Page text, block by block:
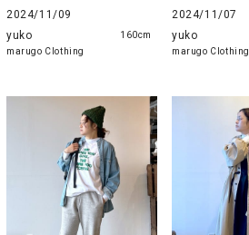
CONVERSE ALL STAR（コンバースオー
Deck（ディック）
EVOL（イーボル）
Emma Taylor（エマテイラー）
FLAVOR TEE（フレーバーティー）
2024/11/09
yuko
marugo Clothing
160cm
2024/11/07
yuko
marugo Clothing